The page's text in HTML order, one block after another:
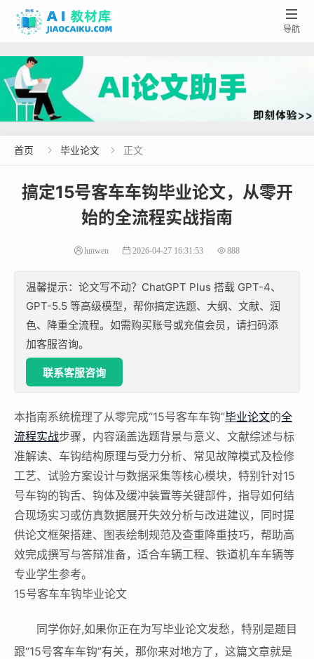

导航
首页  毕业论文  正文
搞定15号客车车钩毕业论文，从零开
始的全流程实战指南
lunwen 2026-04-27 16:31:53 888
温馨提示：论文写不动？ChatGPT Plus 搭载 GPT-4、
GPT-5.5 等高级模型，帮你搞定选题、大纲、文献、润
色、降重全流程。如需购买账号或充值会员，请扫码添
加客服咨询。
联系客服咨询
本指南系统梳理了从零完成“15号客车车钩”毕业论文的全
流程实战步骤，内容涵盖选题背景与意义、文献综述与标
准解读、车钩结构原理与受力分析、常见故障模式及检修
工艺、试验方案设计与数据采集等核心模块，特别针对15
号车钩的钩舌、钩体及缓冲装置等关键部件，指导如何结
合现场实习或仿真数据展开失效分析与改进建议，同时提
供论文框架搭建、图表绘制规范及查重降重技巧，帮助高
效完成撰写与答辩准备，适合车辆工程、铁道机车车辆等
专业学生参考。
15号客车车钩毕业论文
同学你好,如果你正在为写毕业论文发愁，特别是题目
跟“15号客车车钩”有关，那你来对地方了，这篇文章就是